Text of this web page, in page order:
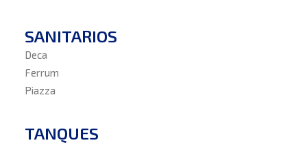
SANITARIOS
Deca
Ferrum
Piazza
TANQUES